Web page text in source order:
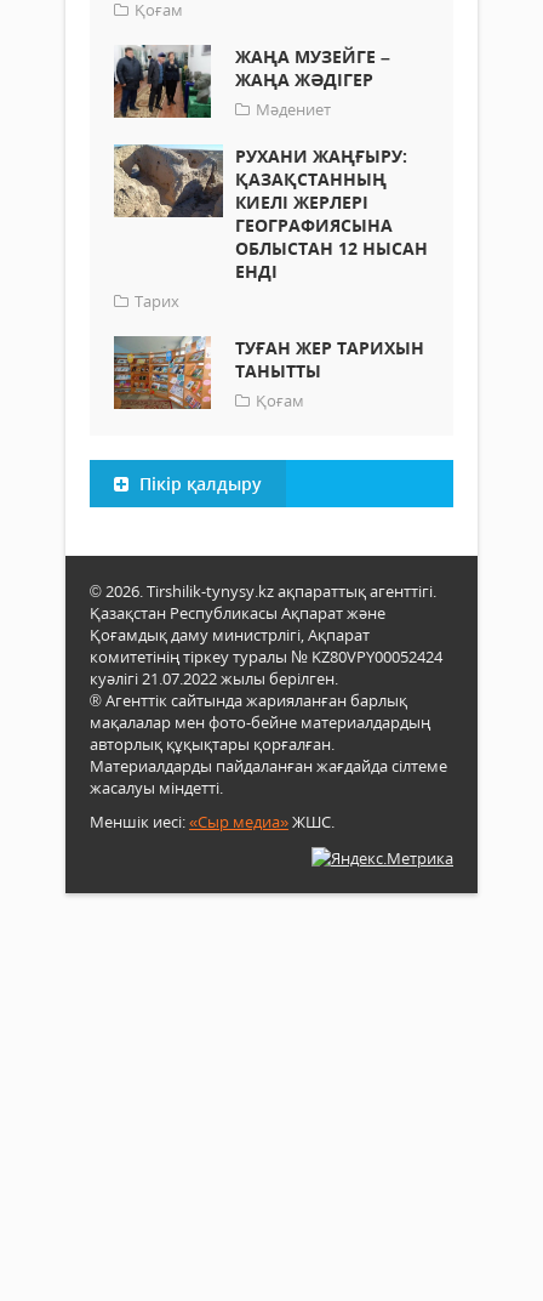
Қоғам
ЖАҢА МУЗЕЙГЕ –
ЖАҢА ЖӘДІГЕР
Мәдениет
РУХАНИ ЖАҢҒЫРУ:
ҚАЗАҚСТАННЫҢ
КИЕЛІ ЖЕРЛЕРІ
ГЕОГРАФИЯСЫНА
ОБЛЫСТАН 12 НЫСАН
ЕНДІ
Тарих
ТУҒАН ЖЕР ТАРИХЫН
ТАНЫТТЫ
Қоғам
Пікір қалдыру
© 2026. Tirshilik-tynysy.kz ақпараттық агенттігі.
Қазақстан Республикасы Ақпарат және
Қоғамдық даму министрлігі, Ақпарат
комитетінің тіркеу туралы № KZ80VPY00052424
куәлігі 21.07.2022 жылы берілген.
® Агенттік сайтында жарияланған барлық
мақалалар мен фото-бейне материалдардың
авторлық құқықтары қорғалған.
Материалдарды пайдаланған жағдайда сілтеме
жасалуы міндетті.
Меншік иесі:«Сыр медиа»ЖШС.